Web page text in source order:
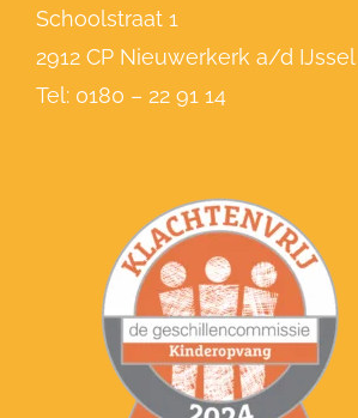
Schoolstraat 1
2912 CP Nieuwerkerk a/d IJssel
Tel: 0180 – 22 91 14